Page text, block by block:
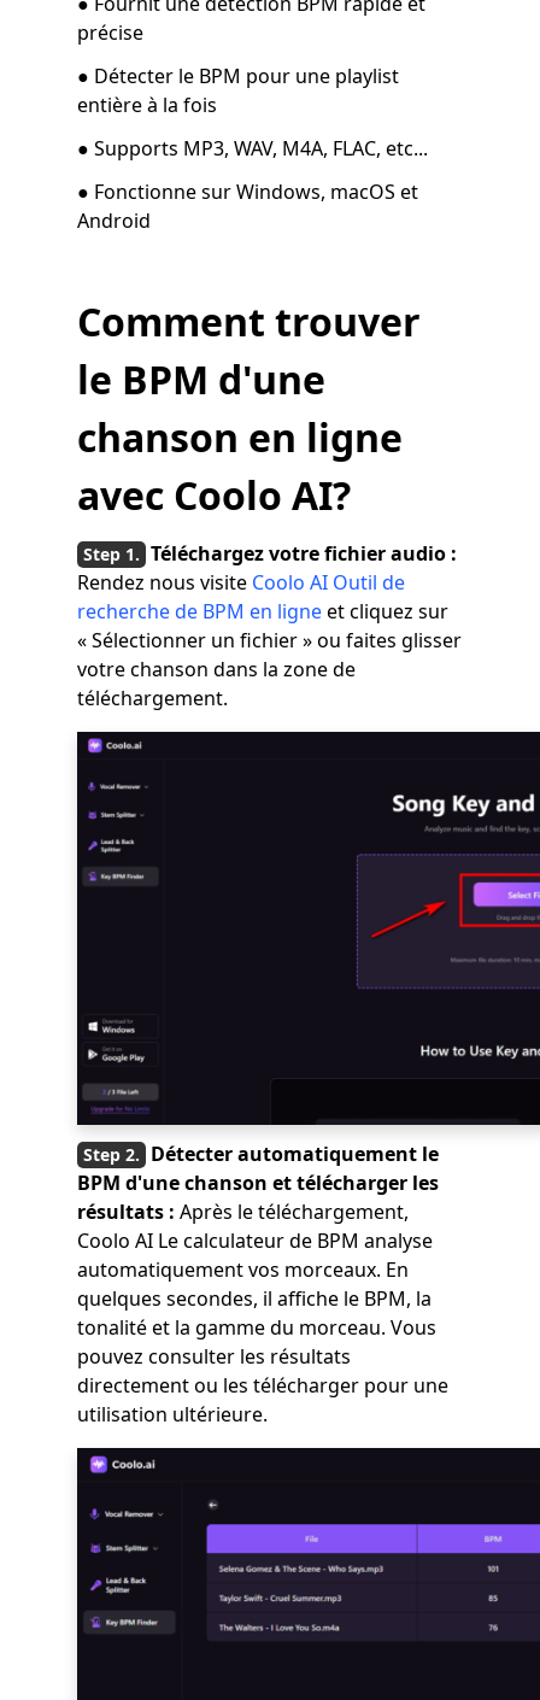
précise
● Détecter le BPM pour une playlist
entière à la fois
● Supports MP3, WAV, M4A, FLAC, etc...
● Fonctionne sur Windows, macOS et
Android
Comment trouver
le BPM d'une
chanson en ligne
avec Coolo AI?
Téléchargez votre fichier audio :
Rendez nous visite Coolo AI Outil de
recherche de BPM en ligneet cliquez sur
« Sélectionner un fichier » ou faites glisser
votre chanson dans la zone de
téléchargement.
Détecter automatiquement le
BPM d'une chanson et télécharger les
résultats : Après le téléchargement,
Coolo AI Le calculateur de BPM analyse
automatiquement vos morceaux. En
quelques secondes, il affiche le BPM, la
tonalité et la gamme du morceau. Vous
pouvez consulter les résultats
directement ou les télécharger pour une
utilisation ultérieure.